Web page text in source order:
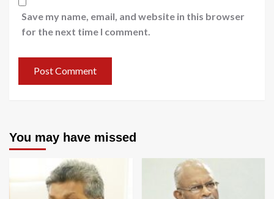
Save my name, email, and website in this browser
for the next time I comment.
You may have missed